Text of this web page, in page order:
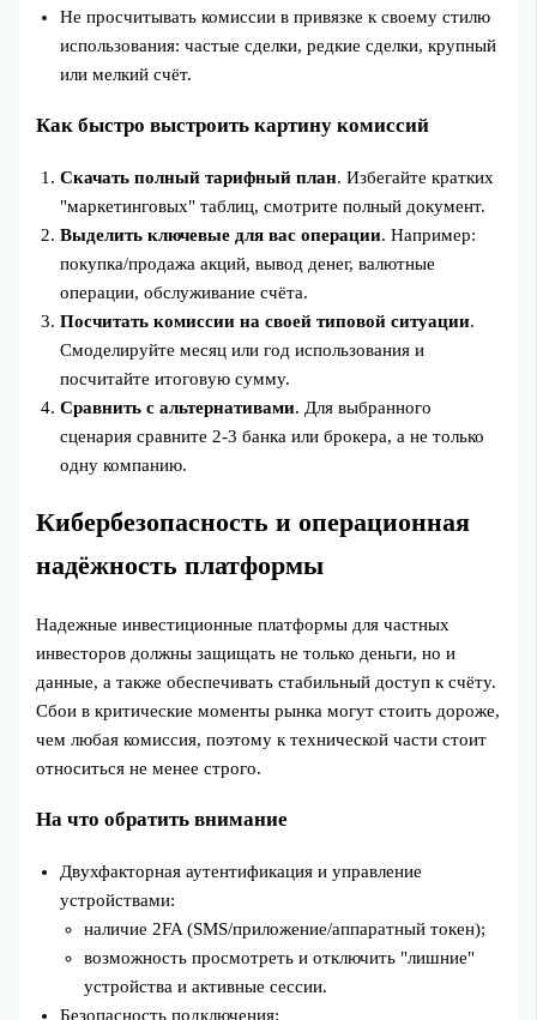
Не просчитывать комиссии в привязке к своему стилю
использования: частые сделки, редкие сделки, крупный
или мелкий счёт.
Как быстро выстроить картину комиссий
Скачать полный тарифный план. Избегайте кратких
"маркетинговых" таблиц, смотрите полный документ.
Выделить ключевые для вас операции. Например:
покупка/продажа акций, вывод денег, валютные
операции, обслуживание счёта.
Посчитать комиссии на своей типовой ситуации.
Смоделируйте месяц или год использования и
посчитайте итоговую сумму.
Сравнить с альтернативами. Для выбранного
сценария сравните 2-3 банка или брокера, а не только
одну компанию.
Кибербезопасность и операционная
надёжность платформы
Надежные инвестиционные платформы для частных
инвесторов должны защищать не только деньги, но и
данные, а также обеспечивать стабильный доступ к счёту.
Сбои в критические моменты рынка могут стоить дороже,
чем любая комиссия, поэтому к технической части стоит
относиться не менее строго.
На что обратить внимание
Двухфакторная аутентификация и управление
устройствами:
наличие 2FA (SMS/приложение/аппаратный токен);
возможность просмотреть и отключить "лишние"
устройства и активные сессии.
Безопасность подключения: